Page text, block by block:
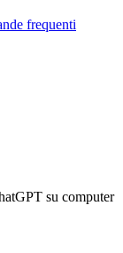
frequenti
su computer